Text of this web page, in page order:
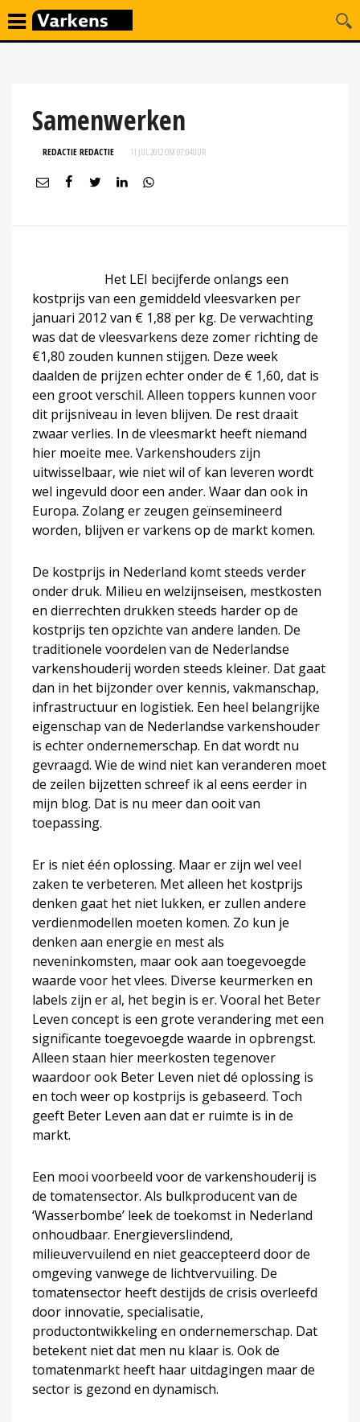
Samenwerken
REDACTIE REDACTIE 11 JUL 2012 OM 07:04UUR
Het LEI becijferde onlangs een
kostprijs van een gemiddeld vleesvarken per
januari 2012 van € 1,88 per kg. De verwachting
was dat de vleesvarkens deze zomer richting de
€1,80 zouden kunnen stijgen. Deze week
daalden de prijzen echter onder de € 1,60, dat is
een groot verschil. Alleen toppers kunnen voor
dit prijsniveau in leven blijven. De rest draait
zwaar verlies. In de vleesmarkt heeft niemand
hier moeite mee. Varkenshouders zijn
uitwisselbaar, wie niet wil of kan leveren wordt
wel ingevuld door een ander. Waar dan ook in
Europa. Zolang er zeugen geïnsemineerd
worden, blijven er varkens op de markt komen.
De kostprijs in Nederland komt steeds verder
onder druk. Milieu en welzijnseisen, mestkosten
en dierrechten drukken steeds harder op de
kostprijs ten opzichte van andere landen. De
traditionele voordelen van de Nederlandse
varkenshouderij worden steeds kleiner. Dat gaat
dan in het bijzonder over kennis, vakmanschap,
infrastructuur en logistiek. Een heel belangrijke
eigenschap van de Nederlandse varkenshouder
is echter ondernemerschap. En dat wordt nu
gevraagd. Wie de wind niet kan veranderen moet
de zeilen bijzetten schreef ik al eens eerder in
mijn blog. Dat is nu meer dan ooit van
toepassing.
Er is niet één oplossing. Maar er zijn wel veel
zaken te verbeteren. Met alleen het kostprijs
denken gaat het niet lukken, er zullen andere
verdienmodellen moeten komen. Zo kun je
denken aan energie en mest als
neveninkomsten, maar ook aan toegevoegde
waarde voor het vlees. Diverse keurmerken en
labels zijn er al, het begin is er. Vooral het Beter
Leven concept is een grote verandering met een
significante toegevoegde waarde in opbrengst.
Alleen staan hier meerkosten tegenover
waardoor ook Beter Leven niet dé oplossing is
en toch weer op kostprijs is gebaseerd. Toch
geeft Beter Leven aan dat er ruimte is in de
markt.
Een mooi voorbeeld voor de varkenshouderij is
de tomatensector. Als bulkproducent van de
‘Wasserbombe’ leek de toekomst in Nederland
onhoudbaar. Energieverslindend,
milieuvervuilend en niet geaccepteerd door de
omgeving vanwege de lichtvervuiling. De
tomatensector heeft destijds de crisis overleefd
door innovatie, specialisatie,
productontwikkeling en ondernemerschap. Dat
betekent niet dat men nu klaar is. Ook de
tomatenmarkt heeft haar uitdagingen maar de
sector is gezond en dynamisch.